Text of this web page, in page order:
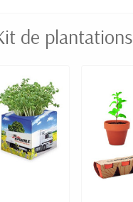
de plantations